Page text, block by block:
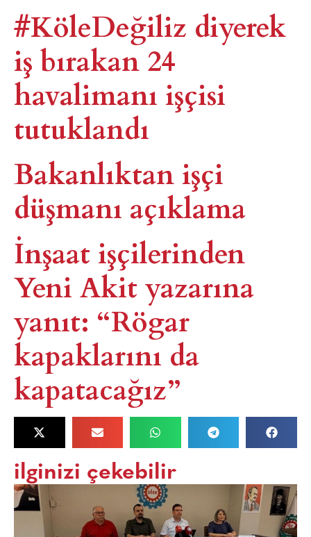
#KöleDeğiliz diyerek
iş bırakan 24
havalimanı işçisi
tutuklandı
Bakanlıktan işçi
düşmanı açıklama
İnşaat işçilerinden
Yeni Akit yazarına
yanıt: “Rögar
kapaklarını da
kapatacağız”
ilginizi çekebilir